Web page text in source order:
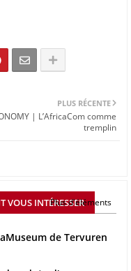
PLUS RÉCENTE
| L’AfricaCom comme
tremplin
VOUS INTÉRESSER
Plus d'éléments
de Tervuren